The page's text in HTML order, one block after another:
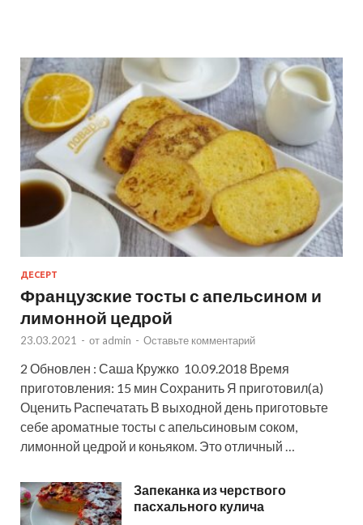
ДЕСЕРТ
Французские тосты с апельсином и
лимонной цедрой
23.03.2021 - от admin - Оставьте комментарий
2 Обновлен : Саша Кружко 10.09.2018 Время
приготовления: 15 мин Сохранить Я приготовил(а)
Оценить Распечатать В выходной день приготовьте
себе ароматные тосты с апельсиновым соком,
лимонной цедрой и коньяком. Это отличный …
Запеканка из черствого
пасхального кулича